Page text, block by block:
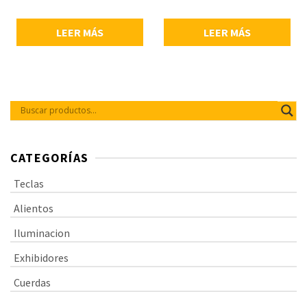
vibraciones no deseadas en el
micrófono.LEER MÁS LEER MÁS
CATEGORÍAS
Teclas
Alientos
Iluminacion
Exhibidores
Cuerdas